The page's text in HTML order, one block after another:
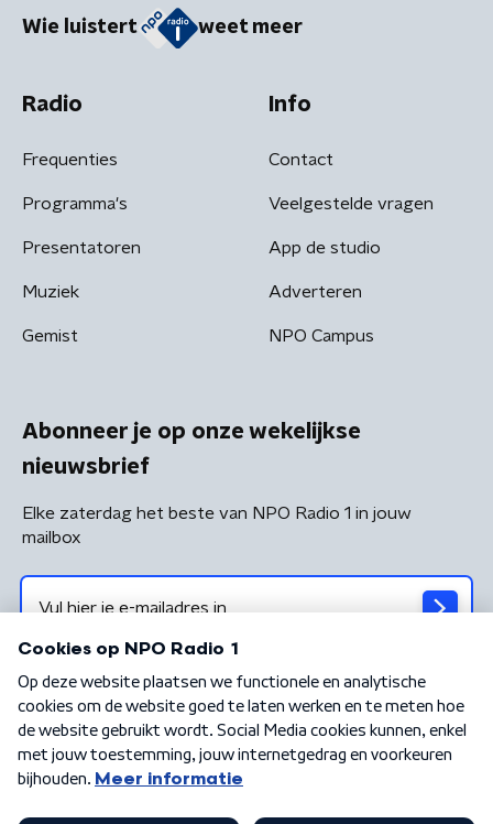
Wie luistert weet meer
Radio
Frequenties
Programma's
Presentatoren
Muziek
Gemist
Info
Contact
Veelgestelde vragen
App de studio
Adverteren
NPO Campus
Abonneer je op onze wekelijkse
nieuwsbrief
Elke zaterdag het beste van NPO Radio 1 in jouw
mailbox
Algemene voorwaarden